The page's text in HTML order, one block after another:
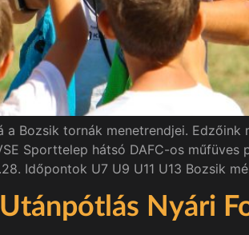
Bozsik tornák menetrendjei.
Sporttelep hátsó DAFC-os műfüves
Időpontok U7 U9 U11 U13 Bozsik
Nyári